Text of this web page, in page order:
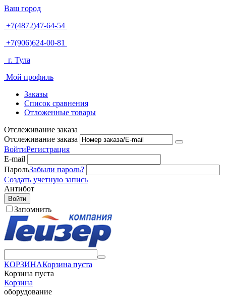
Ваш город
+7(4872)47-64-54
+7(906)624-00-81
г. Тула
Мой профиль
Заказы
Список сравнения
Отложенные товары
Отслеживание заказа
Отслеживание заказа
ВойтиРегистрация
E-mail
ПарольЗабыли пароль?
Создать учетную запись
Антибот
Войти
Запомнить
КОРЗИНАКорзина пуста
Корзина пуста
Корзина
оборудование